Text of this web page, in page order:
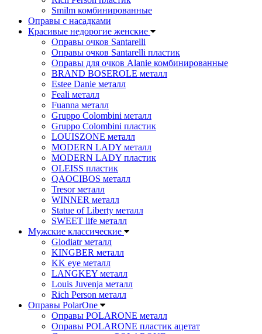
Smilm комбинированные
Оправы с насадками
Красивые недорогие женские
Оправы очков Santarelli
Оправы очков Santarelli пластик
Оправы для очков Alanie комбинированные
BRAND BOSEROLE металл
Estee Danie металл
Feali металл
Fuanna металл
Gruppo Colombini металл
Gruppo Colombini пластик
LOUISZONE металл
MODERN LADY металл
MODERN LADY пластик
OLEISS пластик
QAOCIBOS металл
Tresor металл
WINNER металл
Statue of Liberty металл
SWEET life металл
Мужские классические
Glodiatr металл
KINGBER металл
KK eye металл
LANGKEY металл
Louis Juvenja металл
Rich Person металл
Оправы PolarOne
Оправы POLARONE металл
Оправы POLARONE пластик ацетат